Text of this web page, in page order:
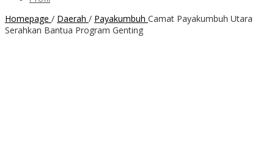
Homepage / Daerah / Payakumbuh Camat Payakumbuh Utara
Serahkan Bantua Program Genting